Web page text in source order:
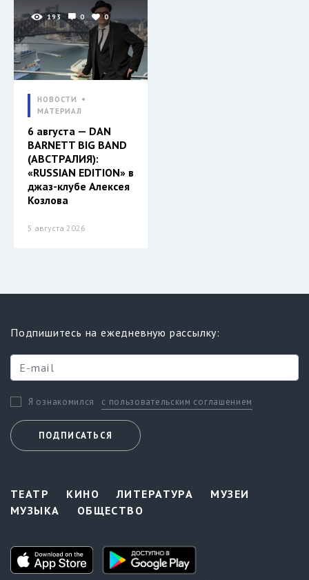
193 0 0
НОВОСТИ
МАТЕРИАЛ
6 августа — DAN
BARNETT BIG BAND
(АВСТРАЛИЯ):
«RUSSIAN EDITION» в
джаз-клубе Алексея
Козлова
5 августа 2026
Подпишитесь на ежедневную рассылку:
Я ознакомился с пользовательским соглашением
ПОДПИСАТЬСЯ
ТЕАТР КИНО ЛИТЕРАТУРА
МУЗЕИ
МУЗЫКА
ОБЩЕСТВО